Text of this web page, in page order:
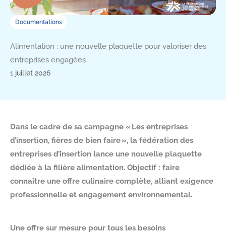
Documentations
Alimentation : une nouvelle plaquette pour valoriser des
entreprises engagées
1 juillet 2026
Dans le cadre de sa campagne « Les entreprises
d’insertion, fières de bien faire », la fédération des
entreprises d’insertion lance une nouvelle plaquette
dédiée à la filière alimentation. Objectif : faire
connaître une offre culinaire complète, alliant exigence
professionnelle et engagement environnemental.
Une offre sur mesure pour tous les besoins